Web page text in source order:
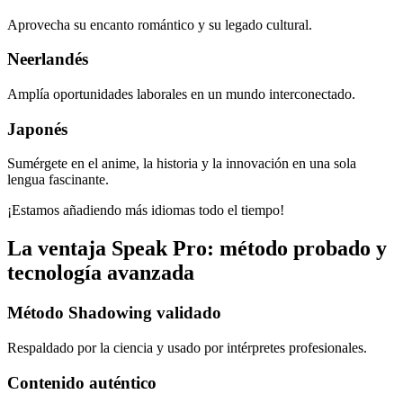
Aprovecha su encanto romántico y su legado cultural.
Neerlandés
Amplía oportunidades laborales en un mundo interconectado.
Japonés
Sumérgete en el anime, la historia y la innovación en una sola
lengua fascinante.
¡Estamos añadiendo más idiomas todo el tiempo!
La ventaja Speak Pro: método probado y
tecnología avanzada
Método Shadowing validado
Respaldado por la ciencia y usado por intérpretes profesionales.
Contenido auténtico